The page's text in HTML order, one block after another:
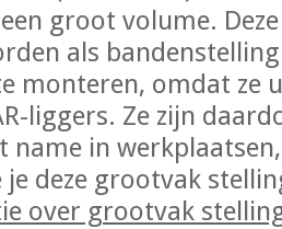
groot volume.
als
monteren, omdat ze
liggers. Ze zijn
name in
je deze grootvak
over grootvak